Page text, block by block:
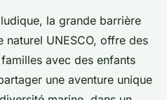
la grande barrière
UNESCO, offre des
avec des enfants
une aventure unique